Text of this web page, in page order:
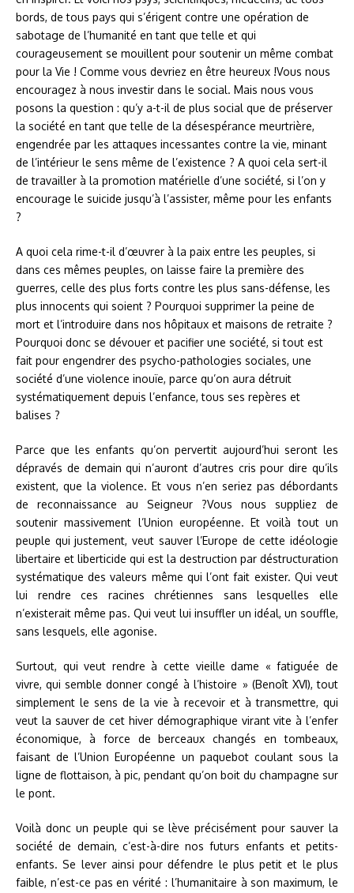
bords, de tous pays qui s’érigent contre une opération de
sabotage de l’humanité en tant que telle et qui
courageusement se mouillent pour soutenir un même combat
pour la Vie ! Comme vous devriez en être heureux !Vous nous
encouragez à nous investir dans le social. Mais nous vous
posons la question : qu’y a-t-il de plus social que de préserver
la société en tant que telle de la désespérance meurtrière,
engendrée par les attaques incessantes contre la vie, minant
de l’intérieur le sens même de l’existence ? A quoi cela sert-il
de travailler à la promotion matérielle d’une société, si l’on y
encourage le suicide jusqu’à l’assister, même pour les enfants
?
A quoi cela rime-t-il d’œuvrer à la paix entre les peuples, si
dans ces mêmes peuples, on laisse faire la première des
guerres, celle des plus forts contre les plus sans-défense, les
plus innocents qui soient ? Pourquoi supprimer la peine de
mort et l’introduire dans nos hôpitaux et maisons de retraite ?
Pourquoi donc se dévouer et pacifier une société, si tout est
fait pour engendrer des psycho-pathologies sociales, une
société d’une violence inouïe, parce qu’on aura détruit
systématiquement depuis l’enfance, tous ses repères et
balises ?
Parce que les enfants qu’on pervertit aujourd’hui seront les
dépravés de demain qui n’auront d’autres cris pour dire qu’ils
existent, que la violence. Et vous n’en seriez pas débordants
de reconnaissance au Seigneur ?Vous nous suppliez de
soutenir massivement l’Union européenne. Et voilà tout un
peuple qui justement, veut sauver l’Europe de cette idéologie
libertaire et liberticide qui est la destruction par déstructuration
systématique des valeurs même qui l’ont fait exister. Qui veut
lui rendre ces racines chrétiennes sans lesquelles elle
n’existerait même pas. Qui veut lui insuffler un idéal, un souffle,
sans lesquels, elle agonise.
Surtout, qui veut rendre à cette vieille dame « fatiguée de
vivre, qui semble donner congé à l’histoire » (Benoît XVI), tout
simplement le sens de la vie à recevoir et à transmettre, qui
veut la sauver de cet hiver démographique virant vite à l’enfer
économique, à force de berceaux changés en tombeaux,
faisant de l’Union Européenne un paquebot coulant sous la
ligne de flottaison, à pic, pendant qu’on boit du champagne sur
le pont.
Voilà donc un peuple qui se lève précisément pour sauver la
société de demain, c’est-à-dire nos futurs enfants et petits-
enfants. Se lever ainsi pour défendre le plus petit et le plus
faible, n’est-ce pas en vérité : l’humanitaire à son maximum, le